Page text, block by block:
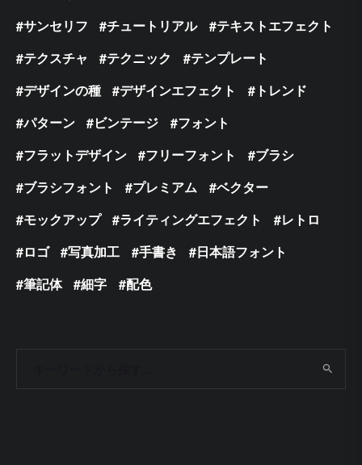
サンセリフ
チュートリアル
テキストエフェクト
テクスチャ
テクニック
テンプレート
デザインの種
デザインエフェクト
トレンド
パターン
ビンテージ
フォント
フラットデザイン
フリーフォント
ブラシ
ブラシフォント
プレミアム
ベクター
モックアップ
ライティングエフェクト
レトロ
ロゴ
写真加工 手書き
日本語フォント
筆記体
細字 配色